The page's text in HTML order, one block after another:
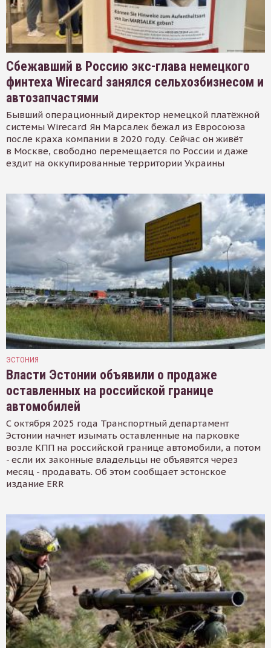
Сбежавший в Россию экс-глава немецкого
финтеха Wirecard занялся сельхозбизнесом и
автозапчастями
Бывший операционный директор немецкой платёжной
системы Wirecard Ян Марсалек бежал из Евросоюза
после краха компании в 2020 году. Сейчас он живёт
в Москве, свободно перемещается по России и даже
ездит на оккупированные территории Украины
ЭСТОНИЯ
Власти Эстонии объявили о продаже
оставленных на российской границе
автомобилей
С октября 2025 года Транспортный департамент
Эстонии начнет изымать оставленные на парковке
возле КПП на российской границе автомобили, а потом
- если их законные владельцы не объявятся через
месяц - продавать. Об этом сообщает эстонское
издание ERR